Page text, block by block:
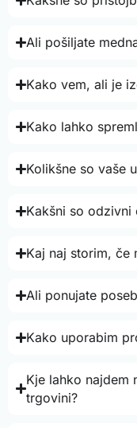
Ali pošiljate
Kako vem, ali je
Kako lahko
Kolikšne so vaše
Kakšni so odzivni
Kaj naj storim, če
Ali ponujate
Kako uporabim
Kje lahko najdem
trgovini?